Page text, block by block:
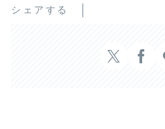
シェアする